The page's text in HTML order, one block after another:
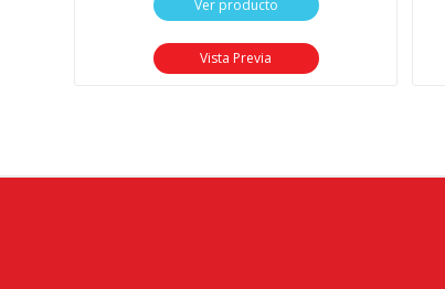
Ver producto
Vista Previa